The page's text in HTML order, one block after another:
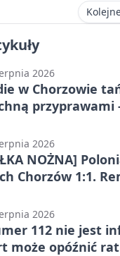
2026
w Chorzowie
przyprawami
2026
NOŻNA]
Chorzów 1:1.
2026
112 nie jest
może opóźnić